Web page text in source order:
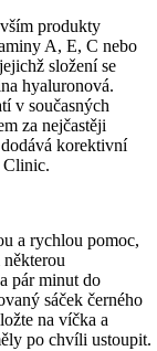
produkty
A, E, C nebo
složení se
hyaluronová.
v současných
za nejčastěji
korektivní
Clinic.
a rychlou pomoc,
pár minut do
sáček černého
na víčka a
po chvíli ustoupit.